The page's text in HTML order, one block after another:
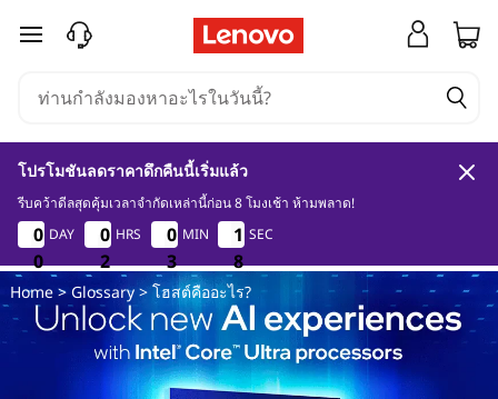
ส
ต์
คื
อ
ข้ามไปที่เนื้อหาหลัก
โปรโมชันลดราคาดึกคืนนี้เริ่มแล้ว
รีบคว้าดีลสุดคุ้มเวลาจำกัดเหล่านี้ก่อน 8 โมงเช้า ห้ามพลาด!
0
0
0
0
0
0
0
0
DAY
0
2
0
2
0
2
0
2
HRS
0
3
0
3
0
3
0
3
MIN 1
7
1
6
1
7
1
6
SEC
Home> Glossary> โฮสต์คืออะไร?